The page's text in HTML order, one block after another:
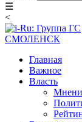
☰
<
СМОЛЕНСК
Главная
Важное
Власть